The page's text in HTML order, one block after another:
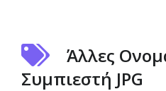
Άλλες
Συμπιεστή JPG